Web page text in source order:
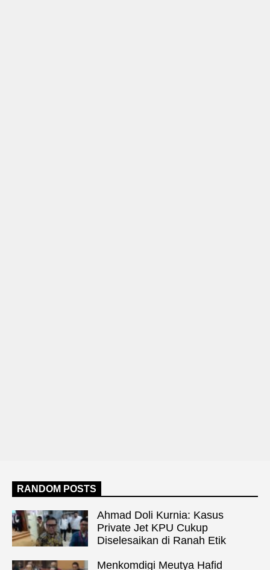
RANDOM POSTS
Ahmad Doli Kurnia: Kasus
Private Jet KPU Cukup
Diselesaikan di Ranah Etik
Menkomdigi Meutya Hafid